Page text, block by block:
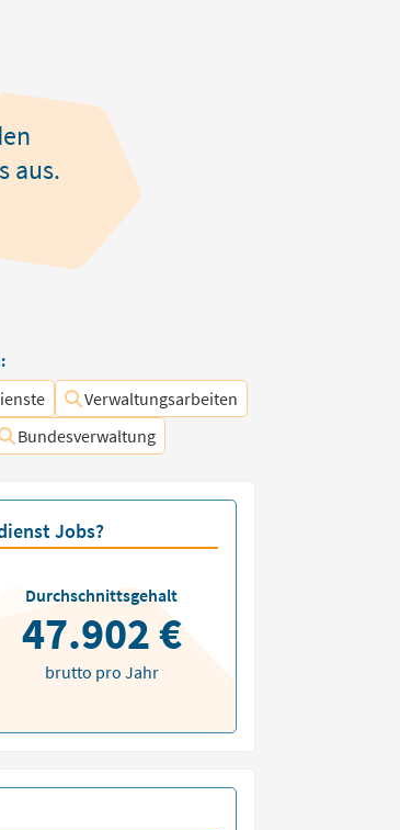
aus.
Verwaltungsarbeiten
Bundesverwaltung
Jobs?
Durchschnittsgehalt
47.902 €
brutto pro Jahr